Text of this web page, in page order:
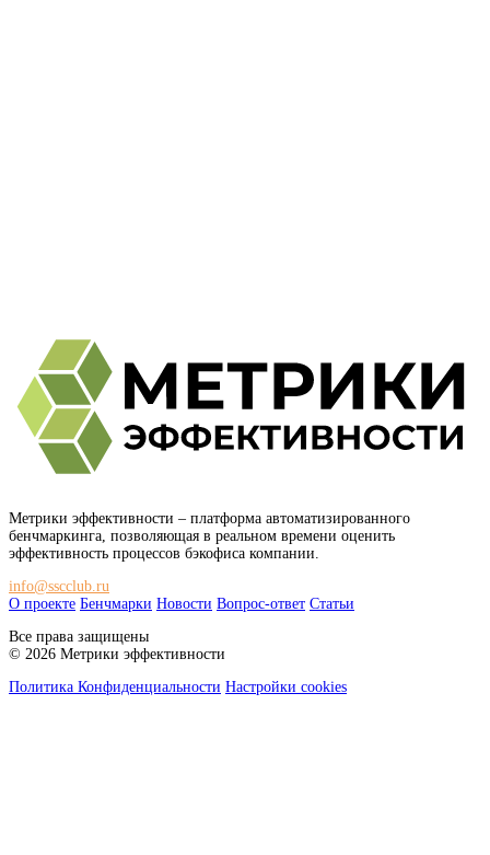
Метрики эффективности – платформа автоматизированного
бенчмаркинга, позволяющая в реальном времени оценить
эффективность процессов бэкофиса компании.
info@sscclub.ru
О проекте Бенчмарки Новости Вопрос-ответ Статьи
Все права защищены
© 2026 Метрики эффективности
Политика Конфиденциальности Настройки cookies